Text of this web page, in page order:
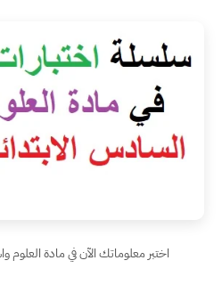
اختبر معلوماتك الآن في مادة العلوم